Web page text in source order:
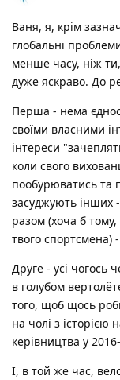
Ваня, я, крім
глобальні
менше часу, ніж
дуже яскраво. До
Перша - нема
своїми власними
інтереси
коли свого
пообурюватись та
засуджують інших
разом (хоча б
твого спортсмена) -
Друге - усі
в голубом
того, щоб щось
на чолі з історією
керівництва у
І, в той же час,